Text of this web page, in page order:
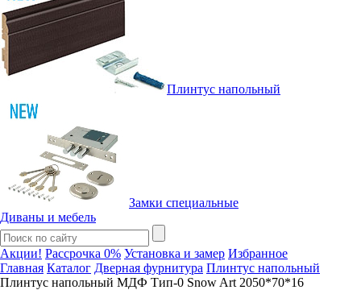
Плинтус напольный
Замки специальные
Диваны и мебель
Акции! Рассрочка 0% Установка и замер Избранное
Главная Каталог Дверная фурнитура Плинтус напольный
Плинтус напольный МДФ Тип-0 Snow Art 2050*70*16